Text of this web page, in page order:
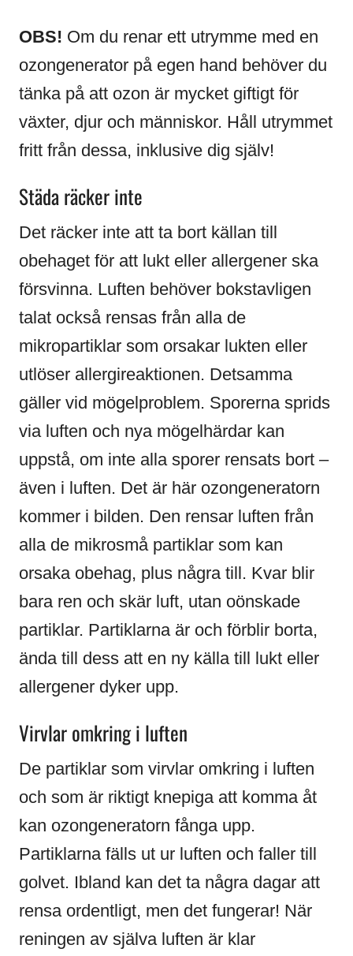
OBS! Om du renar ett utrymme med en
ozongenerator på egen hand behöver du
tänka på att ozon är mycket giftigt för
växter, djur och människor. Håll utrymmet
fritt från dessa, inklusive dig själv!
Städa räcker inte
Det räcker inte att ta bort källan till
obehaget för att lukt eller allergener ska
försvinna. Luften behöver bokstavligen
talat också rensas från alla de
mikropartiklar som orsakar lukten eller
utlöser allergireaktionen. Detsamma
gäller vid mögelproblem. Sporerna sprids
via luften och nya mögelhärdar kan
uppstå, om inte alla sporer rensats bort –
även i luften. Det är här ozongeneratorn
kommer i bilden. Den rensar luften från
alla de mikrosmå partiklar som kan
orsaka obehag, plus några till. Kvar blir
bara ren och skär luft, utan oönskade
partiklar. Partiklarna är och förblir borta,
ända till dess att en ny källa till lukt eller
allergener dyker upp.
Virvlar omkring i luften
De partiklar som virvlar omkring i luften
och som är riktigt knepiga att komma åt
kan ozongeneratorn fånga upp.
Partiklarna fälls ut ur luften och faller till
golvet. Ibland kan det ta några dagar att
rensa ordentligt, men det fungerar! När
reningen av själva luften är klar